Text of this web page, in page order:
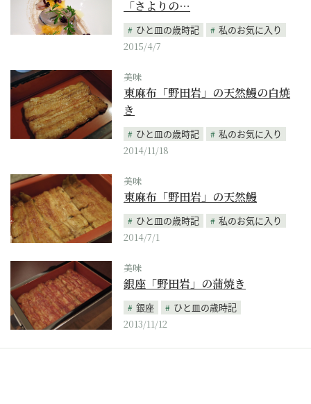
「さよりの…
ひと皿の歳時記
私のお気に入り
2015/4/7
美味
東麻布「野田岩」の天然鰻の白焼
き
ひと皿の歳時記
私のお気に入り
2014/11/18
美味
東麻布「野田岩」の天然鰻
ひと皿の歳時記
私のお気に入り
2014/7/1
美味
銀座「野田岩」の蒲焼き
銀座
ひと皿の歳時記
2013/11/12